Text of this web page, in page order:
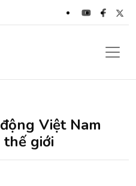
Việt Nam
giới